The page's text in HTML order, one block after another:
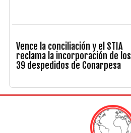
Vence la conciliación y el STIA
reclama la incorporación de los
39 despedidos de Conarpesa